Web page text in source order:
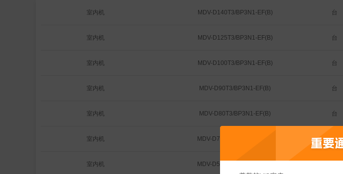
室内机 MDV-D140T3/BP3N1-EF(B) 台
室内机 MDV-D125T3/BP3N1-EF(B) 台
室内机 MDV-D100T3/BP3N1-EF(B) 台
室内机 MDV-D90T3/BP3N1-EF(B) 台
室内机 MDV-D80T3/BP3N1-EF(B) 台
室内机 MDV-D71T3/BP3N1-D2F(B) 台
室内机 MDV-D56T3/BP3N1-D2F(B)